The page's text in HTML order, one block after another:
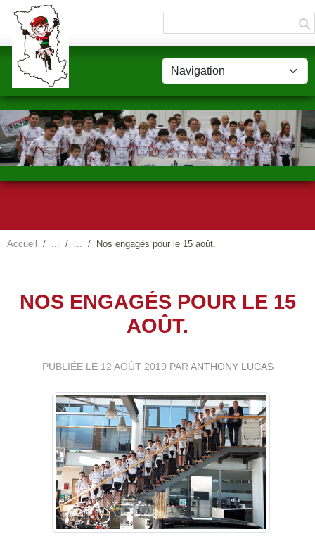
Accueil Nos engagés pour le 15 août.
NOS ENGAGÉS POUR LE 15
AOÛT.
PUBLIÉE LE 12 AOÛT 2019 PAR ANTHONY LUCAS
Panneau de gestion des cookies